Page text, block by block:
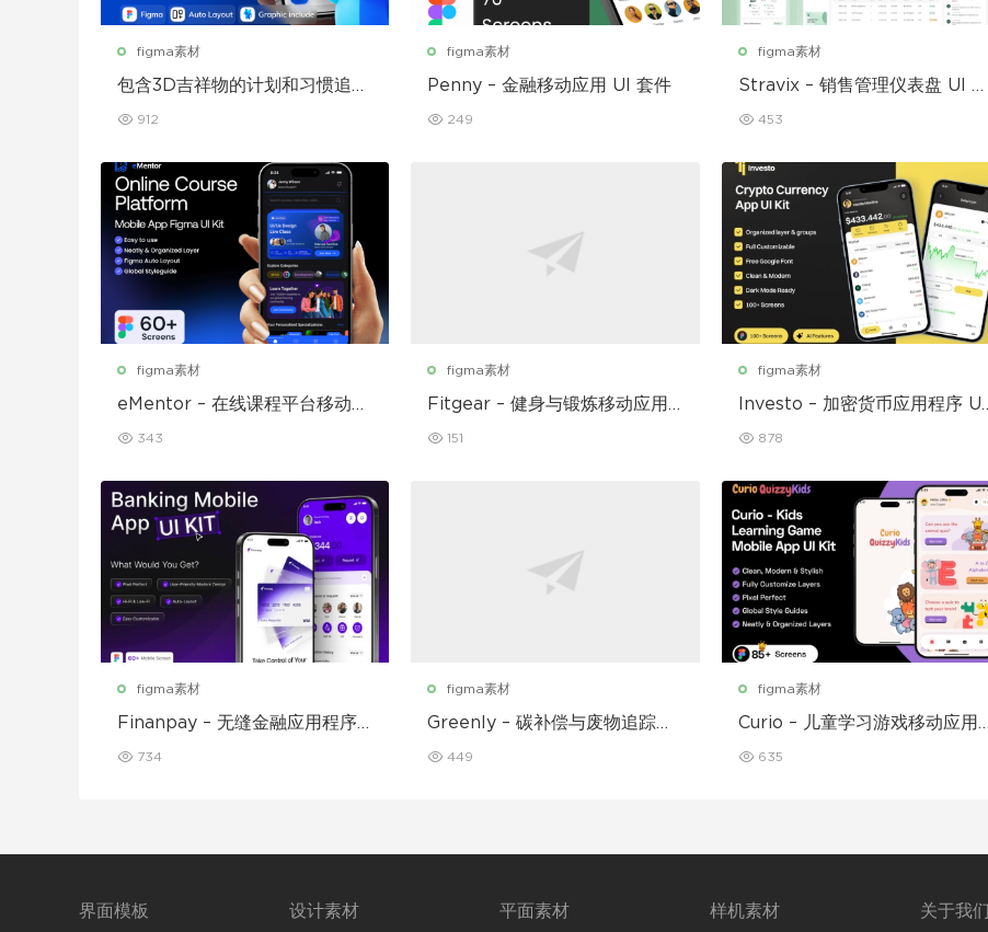
figma素材
包含3D吉祥物的计划和习惯追踪
912
figma素材
Penny – 金融移动应用 UI 套件
249
figma素材
Stravix – 销售管理仪表盘 UI Fi
453
figma素材
eMentor – 在线课程平台移动应
343
figma素材
Fitgear – 健身与锻炼移动应用
151
figma素材
Investo – 加密货币应用程序 UI
878
figma素材
Finanpay – 无缝金融应用程序
734
figma素材
Greenly – 碳补偿与废物追踪移
449
figma素材
Curio – 儿童学习游戏移动应用
635
界面模板 设计素材 平面素材 样机素材 关于我们